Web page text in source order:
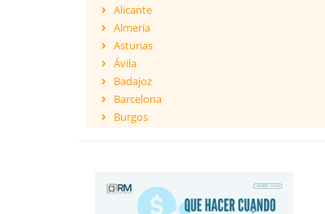
Alicante
Almería
Asturias
Ávila
Badajoz
Barcelona
Burgos
Castellón
Ceuta